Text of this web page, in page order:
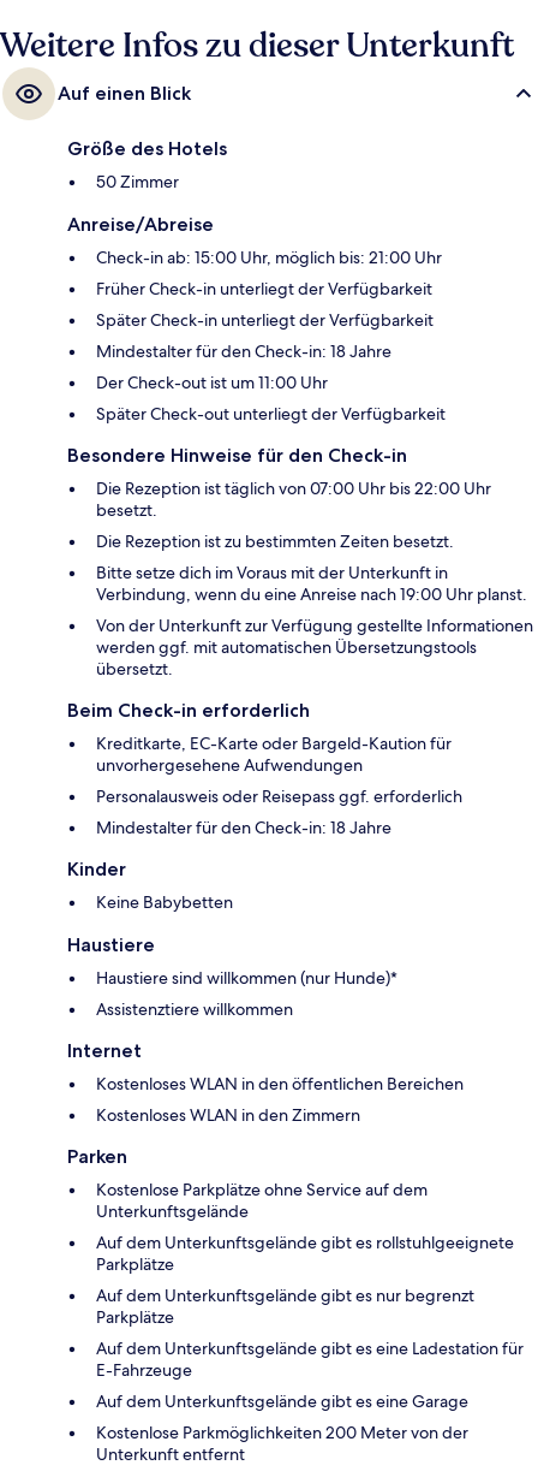
Weitere Infos zu dieser Unterkunft
Auf einen Blick
Größe des Hotels
50 Zimmer
Anreise/Abreise
Check-in ab: 15:00 Uhr, möglich bis: 21:00 Uhr
Früher Check-in unterliegt der Verfügbarkeit
Später Check-in unterliegt der Verfügbarkeit
Mindestalter für den Check-in: 18 Jahre
Der Check-out ist um 11:00 Uhr
Später Check-out unterliegt der Verfügbarkeit
Besondere Hinweise für den Check-in
Die Rezeption ist täglich von 07:00 Uhr bis 22:00 Uhr
besetzt.
Die Rezeption ist zu bestimmten Zeiten besetzt.
Bitte setze dich im Voraus mit der Unterkunft in
Verbindung, wenn du eine Anreise nach 19:00 Uhr planst.
Von der Unterkunft zur Verfügung gestellte Informationen
werden ggf. mit automatischen Übersetzungstools
übersetzt.
Beim Check-in erforderlich
Kreditkarte, EC-Karte oder Bargeld-Kaution für
unvorhergesehene Aufwendungen
Personalausweis oder Reisepass ggf. erforderlich
Mindestalter für den Check-in: 18 Jahre
Kinder
Keine Babybetten
Haustiere
Haustiere sind willkommen (nur Hunde)*
Assistenztiere willkommen
Internet
Kostenloses WLAN in den öffentlichen Bereichen
Kostenloses WLAN in den Zimmern
Parken
Kostenlose Parkplätze ohne Service auf dem
Unterkunftsgelände
Auf dem Unterkunftsgelände gibt es rollstuhlgeeignete
Parkplätze
Auf dem Unterkunftsgelände gibt es nur begrenzt
Parkplätze
Auf dem Unterkunftsgelände gibt es eine Ladestation für
E-Fahrzeuge
Auf dem Unterkunftsgelände gibt es eine Garage
Kostenlose Parkmöglichkeiten 200 Meter von der
Unterkunft entfernt